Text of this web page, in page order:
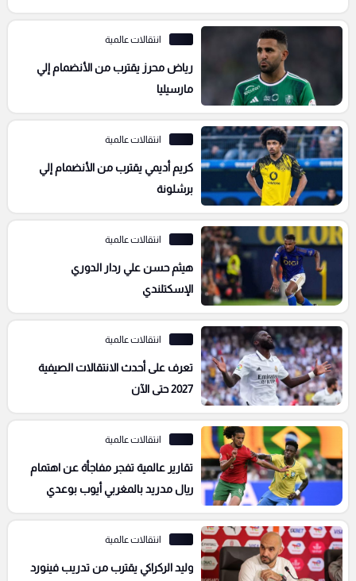
انتقالات عالمية
رياض محرز يقترب من الأنضمام إلي
مارسيليا
انتقالات عالمية
كريم أديمي يقترب من الأنضمام إلي
برشلونة
انتقالات عالمية
هيثم حسن علي ردار الدوري
الإسكتلندي
انتقالات عالمية
تعرف على أحدث الانتقالات الصيفية
2027 حتى الآن
انتقالات عالمية
تقارير عالمية تفجر مفاجأة عن اهتمام
ريال مدريد بالمغربي أيوب بوعدي
انتقالات عالمية
وليد الركراكي يقترب من تدريب فينورد